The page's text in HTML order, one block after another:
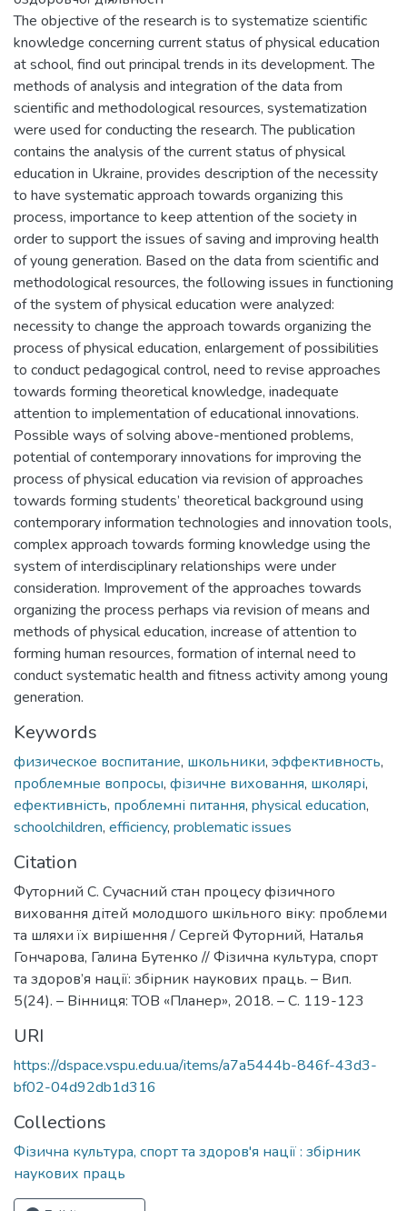
The objective of the research is to systematize scientific
knowledge concerning current status of physical education
at school, find out principal trends in its development. The
methods of analysis and integration of the data from
scientific and methodological resources, systematization
were used for conducting the research. The publication
contains the analysis of the current status of physical
education in Ukraine, provides description of the necessity
to have systematic approach towards organizing this
process, importance to keep attention of the society in
order to support the issues of saving and improving health
of young generation. Based on the data from scientific and
methodological resources, the following issues in functioning
of the system of physical education were analyzed:
necessity to change the approach towards organizing the
process of physical education, enlargement of possibilities
to conduct pedagogical control, need to revise approaches
towards forming theoretical knowledge, inadequate
attention to implementation of educational innovations.
Possible ways of solving above-mentioned problems,
potential of contemporary innovations for improving the
process of physical education via revision of approaches
towards forming students’ theoretical background using
contemporary information technologies and innovation tools,
complex approach towards forming knowledge using the
system of interdisciplinary relationships were under
consideration. Improvement of the approaches towards
organizing the process perhaps via revision of means and
methods of physical education, increase of attention to
forming human resources, formation of internal need to
conduct systematic health and fitness activity among young
generation.
Keywords
физическое воспитание, школьники, эффективность,
проблемные вопросы, фізичне виховання, школярі,
ефективність, проблемні питання, physical education,
schoolchildren, efficiency, problematic issues
Citation
Футорний С. Сучасний стан процесу фізичного
виховання дітей молодшого шкільного віку: проблеми
та шляхи їх вирішення / Сергей Футорний, Наталья
Гончарова, Галина Бутенко // Фізична культура, спорт
та здоров’я нації: збірник наукових праць. – Вип.
5(24). – Вінниця: ТОВ «Планер», 2018. – C. 119-123
URI
https://dspace.vspu.edu.ua/items/a7a5444b-846f-43d3-
bf02-04d92db1d316
Collections
Фізична культура, спорт та здоров'я нації : збірник
наукових праць